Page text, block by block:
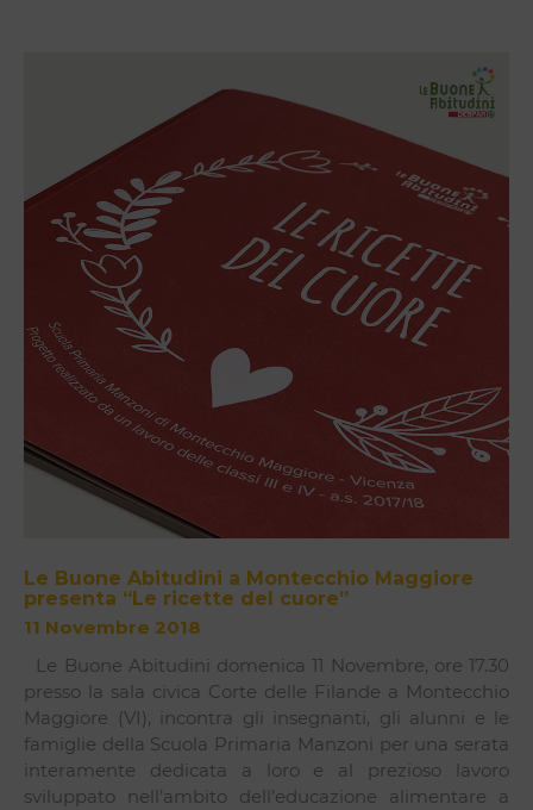
Le Buone Abitudini a Montecchio Maggiore
presenta “Le ricette del cuore”
11 Novembre 2018
Le Buone Abitudini domenica 11 Novembre, ore 17.30
presso la sala civica Corte delle Filande a Montecchio
Maggiore (VI), incontra gli insegnanti, gli alunni e le
famiglie della Scuola Primaria Manzoni per una serata
interamente dedicata a loro e al prezioso lavoro
sviluppato nell’ambito dell’educazione alimentare a